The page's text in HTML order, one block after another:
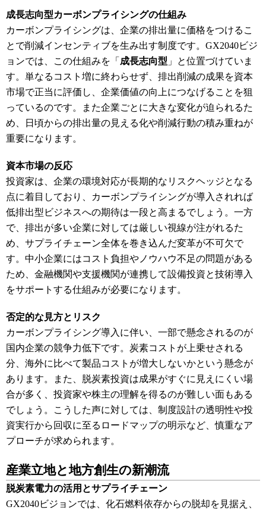
成長志向型カーボンプライシングの仕組み
カーボンプライシングは、企業の排出量に価格をつけるこ
とで削減インセンティブを生み出す制度です。GX2040ビジ
ョンでは、この仕組みを「 成長志向型 」と位置づけていま
す。単なるコスト増に終わらせず、排出削減の成果を資本
市場で正当に評価し、企業価値の向上につなげることを狙
っているのです。また企業ごとに大きな変化が迫られるた
め、日頃からの排出量の見える化や削減行動の積み重ねが
重要になります。
資本市場の反応
投資家は、企業の環境対応が長期的なリスクヘッジとなる
点に着目しており、カーボンプライシングが導入されれば
低排出型ビジネスへの期待は一段と高まるでしょう。一方
で、排出が多い企業に対しては厳しい視線が注がれるた
め、サプライチェーン全体を巻き込んだ変革が不可欠で
す。中小企業にはコスト負担やノウハウ不足の問題がある
ため、金融機関や支援機関が連携して設備投資と技術導入
をサポートする仕組みが必要になります。
否定的な見方とリスク
カーボンプライシング導入に伴い、一部で懸念されるのが
国内企業の競争力低下です。炭素コストが上乗せされる
分、海外に比べて製品コストが増大しないかという懸念が
あります。また、脱炭素投資は成果がすぐに見えにくい場
合が多く、投資家や株主の理解を得るのが難しい面もある
でしょう。こうした声に対しては、制度設計の透明性や投
資実行から回収に至るロードマップの明示など、慎重なア
プローチが求められます。
産業立地と地方創生の新潮流
脱炭素電力の活用とサプライチェーン
GX2040ビジョンでは、化石燃料依存からの脱却を見据え、